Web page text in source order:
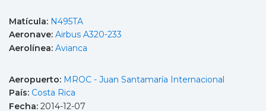
Matícula: N495TA
Aeronave: Airbus A320-233
Aerolínea: Avianca
Aeropuerto: MROC - Juan Santamaría Internacional
País: Costa Rica
Fecha: 2014-12-07